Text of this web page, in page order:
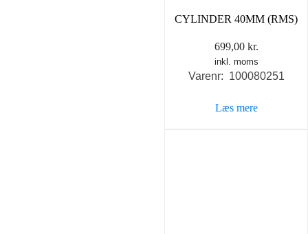
CYLINDER 40MM (RMS)
699,00 kr.
inkl. moms
Varenr: 100080251
Læs mere